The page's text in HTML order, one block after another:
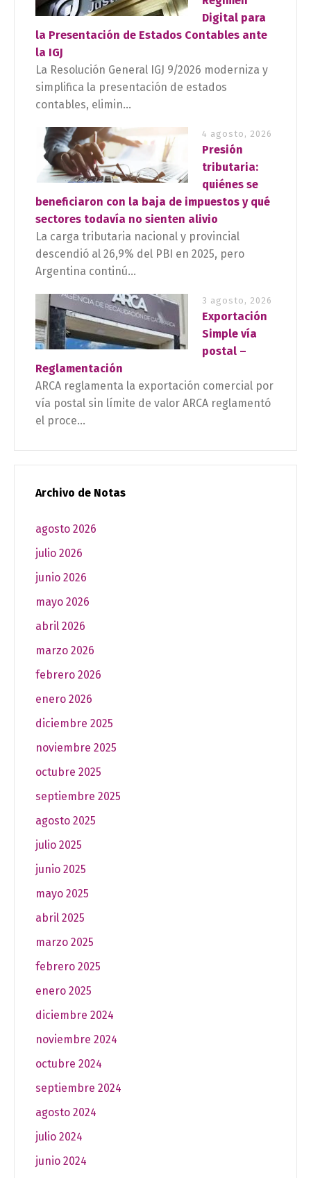
Digital para
la Presentación de Estados Contables ante
la IGJ
La Resolución General IGJ 9/2026 moderniza y
simplifica la presentación de estados
contables, elimin...
4 agosto, 2026
Presión
tributaria:
quiénes se
beneficiaron con la baja de impuestos y qué
sectores todavía no sienten alivio
La carga tributaria nacional y provincial
descendió al 26,9% del PBI en 2025, pero
Argentina continú...
3 agosto, 2026
Exportación
Simple vía
postal –
Reglamentación
ARCA reglamenta la exportación comercial por
vía postal sin límite de valor ARCA reglamentó
el proce...
Archivo de Notas
agosto 2026
julio 2026
junio 2026
mayo 2026
abril 2026
marzo 2026
febrero 2026
enero 2026
diciembre 2025
noviembre 2025
octubre 2025
septiembre 2025
agosto 2025
julio 2025
junio 2025
mayo 2025
abril 2025
marzo 2025
febrero 2025
enero 2025
diciembre 2024
noviembre 2024
octubre 2024
septiembre 2024
agosto 2024
julio 2024
junio 2024